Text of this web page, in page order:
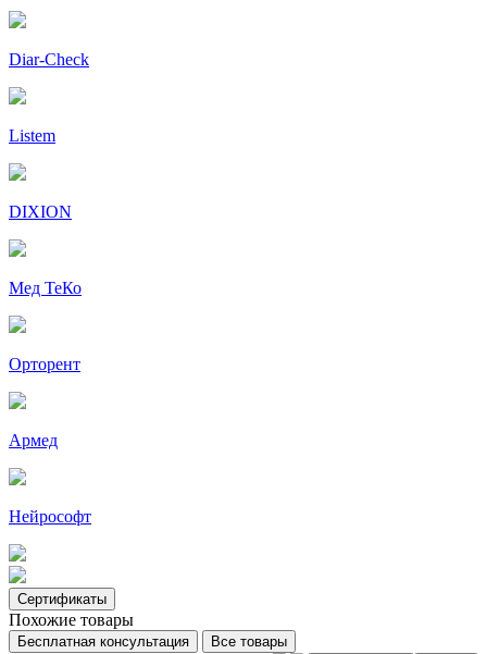
Diar-Cheсk
Listem
DIXION
Мед ТеКо
Орторент
Армед
Нейрософт
Сертификаты
Похожие товары
Бесплатная консультация Все товары